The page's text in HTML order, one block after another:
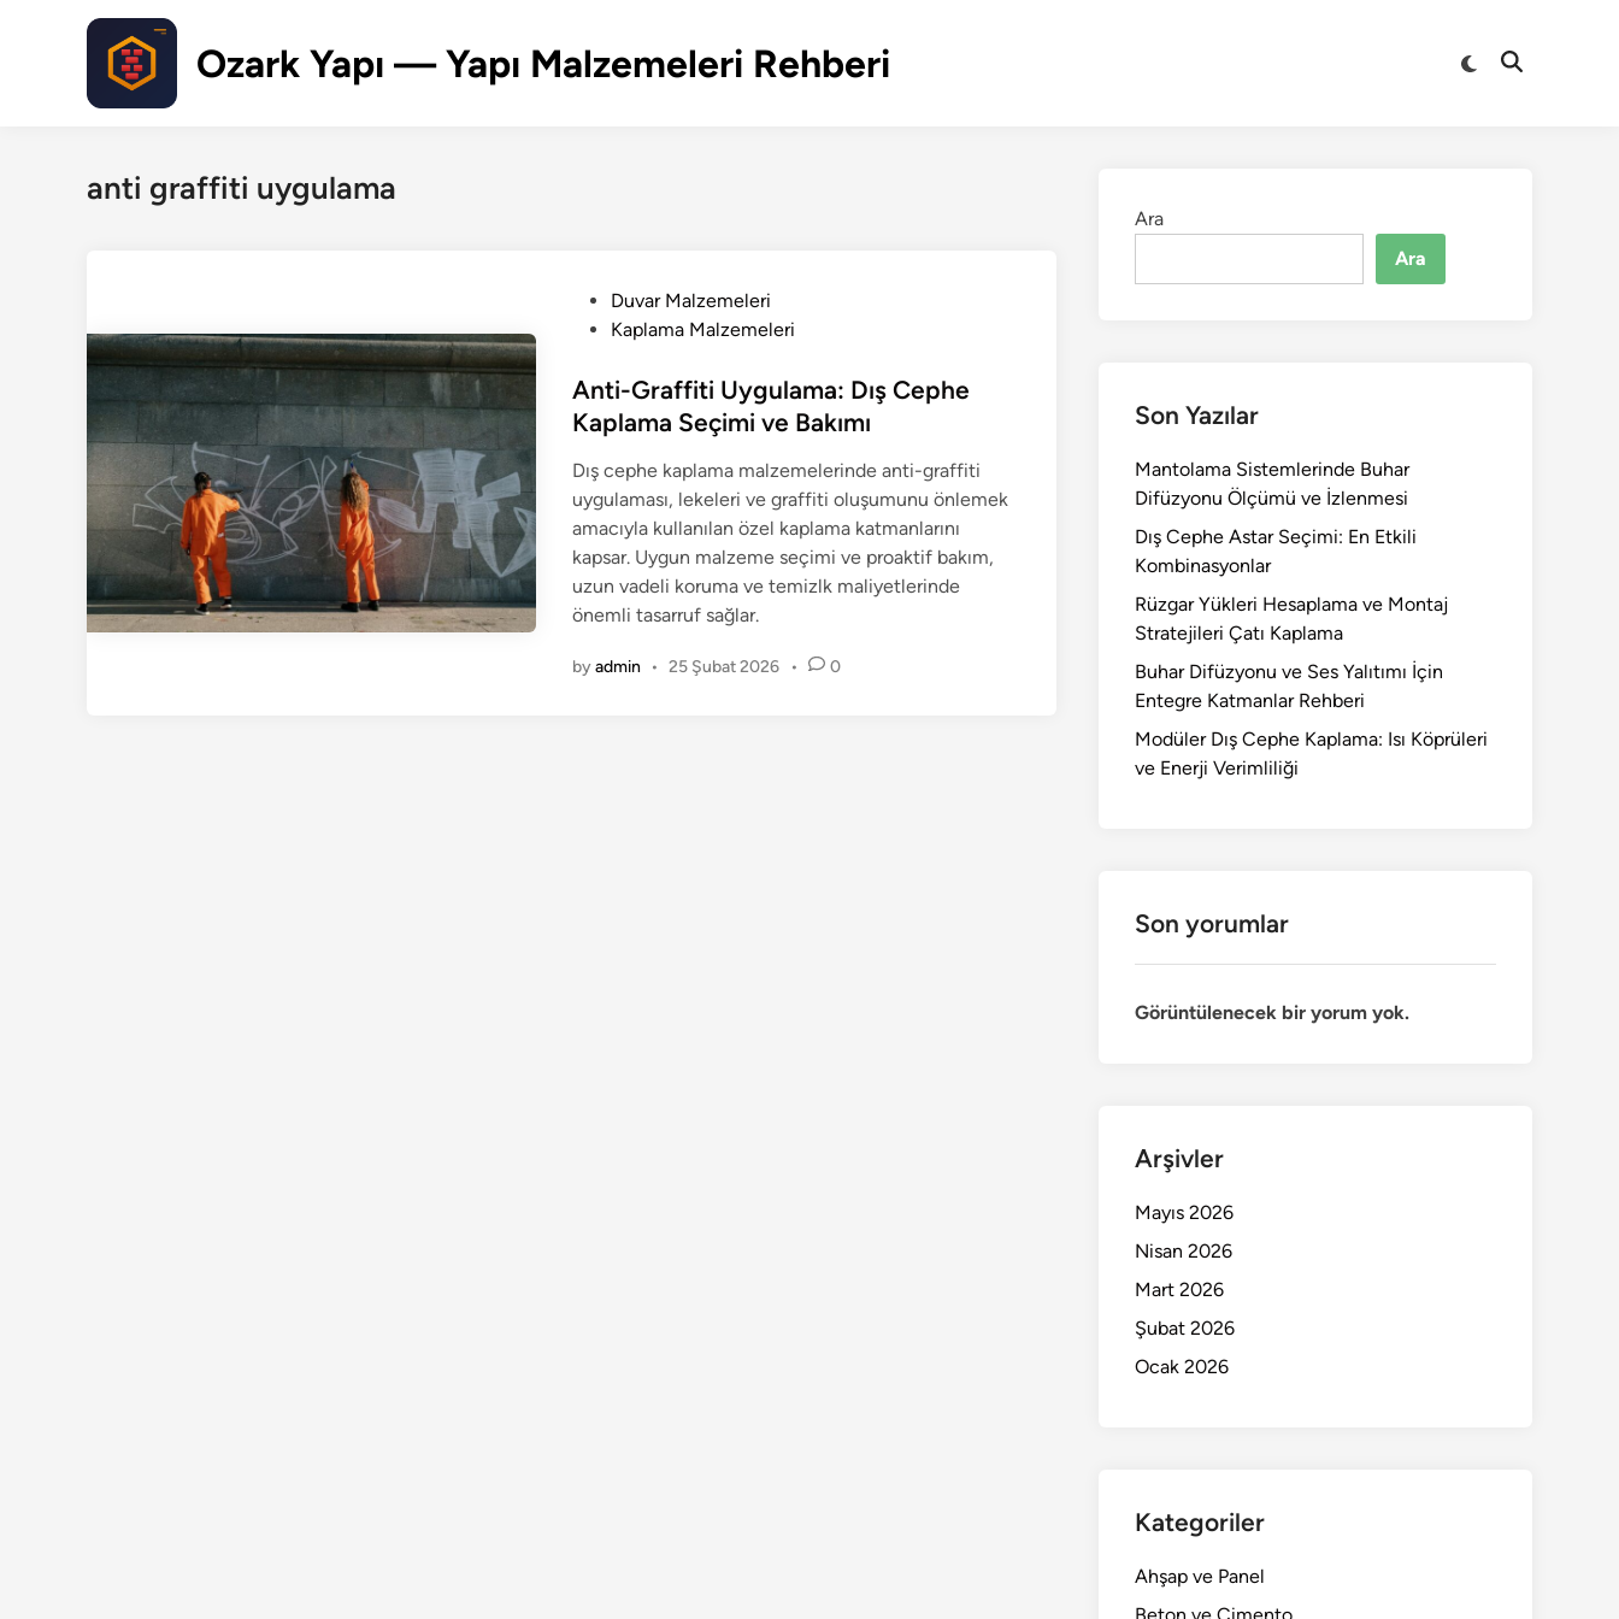
Ozark Yapı — Yapı Malzemeleri Rehberi
Switch
Open
anti graffiti uygulama
t
e
i
n
Duvar Malzemeleri
Kaplama Malzemeleri
Anti-Graffiti Uygulama: Dış Cephe
Kaplama Seçimi ve Bakımı
Dış cephe kaplama malzemelerinde anti-graffiti
uygulaması, lekeleri ve graffiti oluşumunu önlemek
amacıyla kullanılan özel kaplama katmanlarını
kapsar. Uygun malzeme seçimi ve proaktif bakım,
uzun vadeli koruma ve temizlk maliyetlerinde
önemli tasarruf sağlar.
byadmin • 25 Şubat 2026 • 0
Ara
Ara
Son Yazılar
Mantolama Sistemlerinde Buhar
Difüzyonu Ölçümü ve İzlenmesi
Dış Cephe Astar Seçimi: En Etkili
Kombinasyonlar
Rüzgar Yükleri Hesaplama ve Montaj
Stratejileri Çatı Kaplama
Buhar Difüzyonu ve Ses Yalıtımı İçin
Entegre Katmanlar Rehberi
Modüler Dış Cephe Kaplama: Isı Köprüleri
ve Enerji Verimliliği
Son yorumlar
Görüntülenecek bir yorum yok.
Arşivler
Mayıs 2026
Nisan 2026
Mart 2026
Şubat 2026
Ocak 2026
Kategoriler
Ahşap ve Panel